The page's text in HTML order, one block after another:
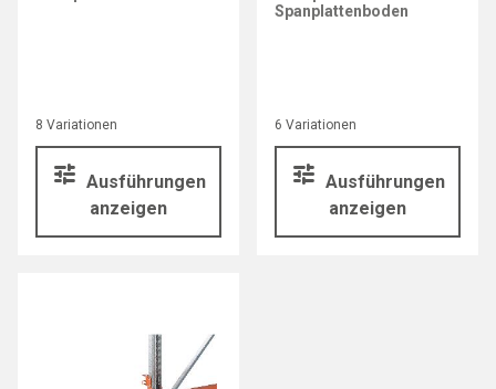
8 Variationen
Ausführungen
anzeigen
6 Variationen
Ausführungen
anzeigen
Spanplattenboden